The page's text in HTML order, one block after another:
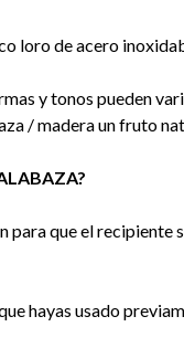
loro de acero
y tonos pueden
/ madera un fruto
para que el recipiente
hayas usado